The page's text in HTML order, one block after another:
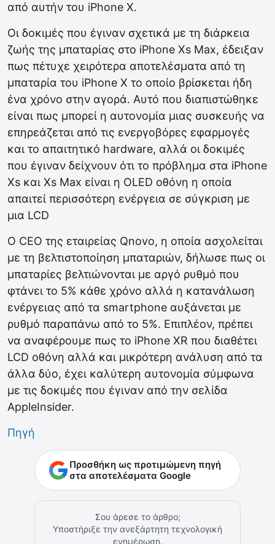
από αυτήν του iPhone X.
Οι δοκιμές που έγιναν σχετικά με τη διάρκεια
ζωής της μπαταρίας στο iPhone Xs Max, έδειξαν
πως πέτυχε χειρότερα αποτελέσματα από τη
μπαταρία του iPhone X το οποίο βρίσκεται ήδη
ένα χρόνο στην αγορά. Αυτό που διαπιστώθηκε
είναι πως μπορεί η αυτονομία μιας συσκευής να
επηρεάζεται από τις ενεργοβόρες εφαρμογές
και το απαιτητικό hardware, αλλά οι δοκιμές
που έγιναν δείχνουν ότι το πρόβλημα στα iPhone
Xs και Xs Max είναι η OLED οθόνη η οποία
απαιτεί περισσότερη ενέργεια σε σύγκριση με
μια LCD
Ο CEO της εταιρείας Qnovo, η οποία ασχολείται
με τη βελτιστοποίηση μπαταριών, δήλωσε πως οι
μπαταρίες βελτιώνονται με αργό ρυθμό που
φτάνει το 5% κάθε χρόνο αλλά η κατανάλωση
ενέργειας από τα smartphone αυξάνεται με
ρυθμό παραπάνω από το 5%. Επιπλέον, πρέπει
να αναφέρουμε πως το iPhone XR που διαθέτει
LCD οθόνη αλλά και μικρότερη ανάλυση από τα
άλλα δύο, έχει καλύτερη αυτονομία σύμφωνα
με τις δοκιμές που έγιναν από την σελίδα
AppleInsider.
Πηγή
Προσθήκη ως προτιμώμενη πηγή
στα αποτελέσματα Google
Σου άρεσε το άρθρο;
Υποστήριξε την ανεξάρτητη τεχνολογική
ενημέρωση.